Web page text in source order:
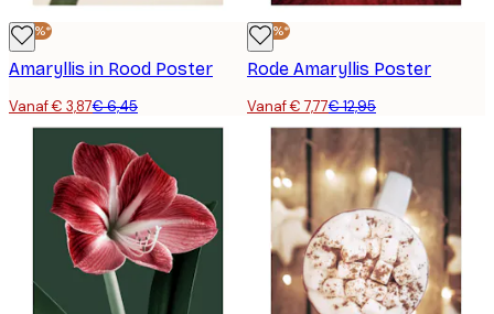
-40%*
Amaryllis in Rood Poster
Vanaf € 3,87€ 6,45
-40%*
Rode Amaryllis Poster
Vanaf € 7,77€ 12,95